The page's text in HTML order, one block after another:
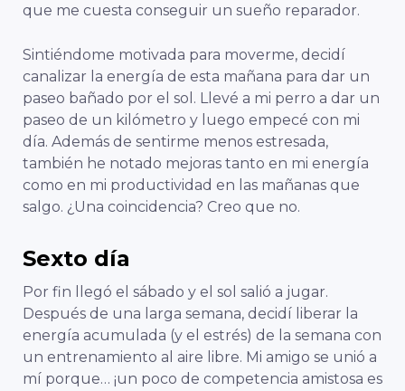
que me cuesta conseguir un sueño reparador.
Sintiéndome motivada para moverme, decidí
canalizar la energía de esta mañana para dar un
paseo bañado por el sol. Llevé a mi perro a dar un
paseo de un kilómetro y luego empecé con mi
día. Además de sentirme menos estresada,
también he notado mejoras tanto en mi energía
como en mi productividad en las mañanas que
salgo. ¿Una coincidencia? Creo que no.
Sexto día
Por fin llegó el sábado y el sol salió a jugar.
Después de una larga semana, decidí liberar la
energía acumulada (y el estrés) de la semana con
un entrenamiento al aire libre. Mi amigo se unió a
mí porque… ¡un poco de competencia amistosa es